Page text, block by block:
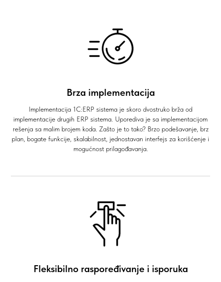
Brza implementacija
Implementacija 1C:ERP sistema je skoro dvostruko brža od
implementacije drugih ERP sistema. Uporediva je sa implementacijom
rešenja sa malim brojem koda. Zašto je to tako? Brzo podešavanje, brz
plan, bogate funkcije, skalabilnost, jednostavan interfejs za korišćenje i
mogućnost prilagođavanja.
Fleksibilno raspoređivanje i isporuka